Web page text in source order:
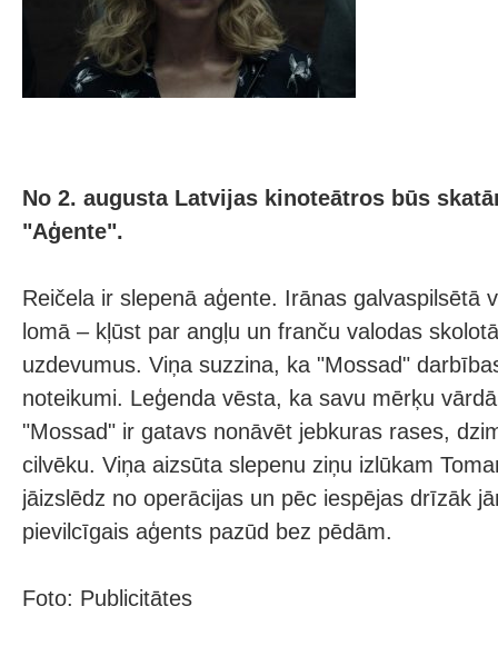
No 2. augusta Latvijas kinoteātros būs
"Aģente".
Reičela ir slepenā aģente. Irānas galvaspilsētā
lomā – kļūst par angļu un franču valodas
uzdevumus. Viņa suzzina, ka "Mossad"
noteikumi. Leģenda vēsta, ka savu mērķu
"Mossad" ir gatavs nonāvēt jebkuras rases,
cilvēku. Viņa aizsūta slepenu ziņu izlūkam
jāizslēdz no operācijas un pēc iespējas drīzāk
pievilcīgais aģents pazūd bez pēdām.
Foto: Publicitātes